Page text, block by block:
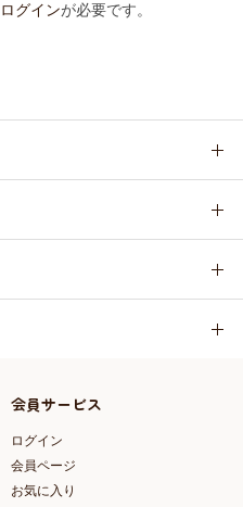
ログインが必要です。
会員サービス
ログイン
会員ページ
お気に入り